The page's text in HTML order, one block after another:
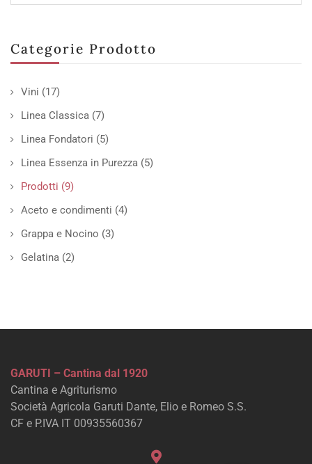
Categorie Prodotto
Vini (17)
Linea Classica (7)
Linea Fondatori (5)
Linea Essenza in Purezza (5)
Prodotti (9)
Aceto e condimenti (4)
Grappa e Nocino (3)
Gelatina (2)
GARUTI – Cantina dal 1920
Cantina e Agriturismo
Società Agricola Garuti Dante, Elio e Romeo S.S.
CF e P.IVA IT 00935560367